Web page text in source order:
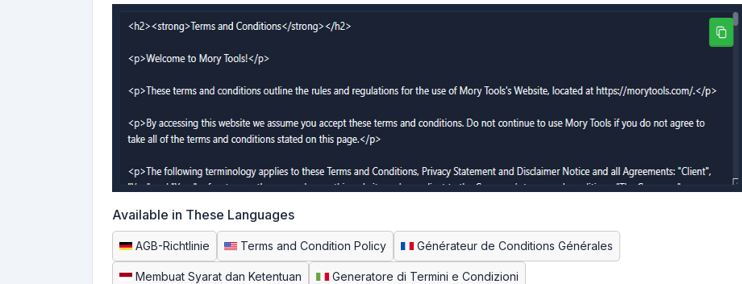
Available in These Languages
AGB-Richtlinie Terms and Condition Policy Générateur de Conditions Générales
Membuat Syarat dan Ketentuan Generatore di Termini e Condizioni